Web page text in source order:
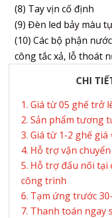
(8) Tay vịn cố định
(9) Đèn led bảy màu
(10) Các bộ phận
công tắc xả, lỗ thoát
CHI
Giá từ 05 ghế trở
Sản phẩm tương
Giá từ 1-2 ghế giá
Hỗ trợ vận
Hỗ trợ đấu nối tại
công trình
Tạm ứng trước
Thanh toán ngay